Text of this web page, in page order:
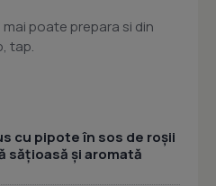
poate prepara si din
tap.
cu pipote în sos de roșii
sățioasă și aromată